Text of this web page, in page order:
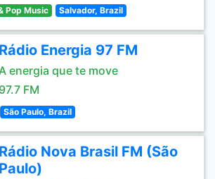
Pop Music Salvador, Brazil
Rádio Energia 97 FM
energia que te move
97.7 FM
São Paulo, Brazil
Rádio Nova Brasil FM (São
Paulo)